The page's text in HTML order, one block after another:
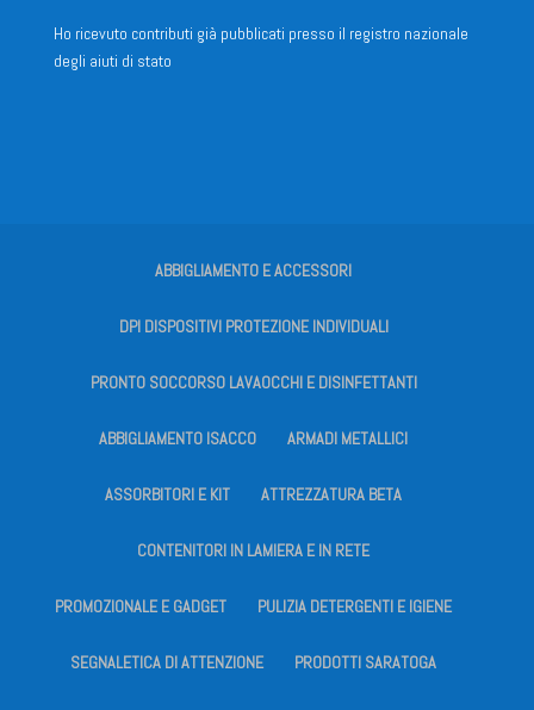
Ho ricevuto contributi già pubblicati presso il registro nazionale
degli aiuti di stato
ABBIGLIAMENTO E ACCESSORI
DPI DISPOSITIVI PROTEZIONE INDIVIDUALI
PRONTO SOCCORSO LAVAOCCHI E DISINFETTANTI
ABBIGLIAMENTO ISACCO ARMADI METALLICI
ASSORBITORI E KIT ATTREZZATURA BETA
CONTENITORI IN LAMIERA E IN RETE
PROMOZIONALE E GADGET PULIZIA DETERGENTI E IGIENE
SEGNALETICA DI ATTENZIONE PRODOTTI SARATOGA